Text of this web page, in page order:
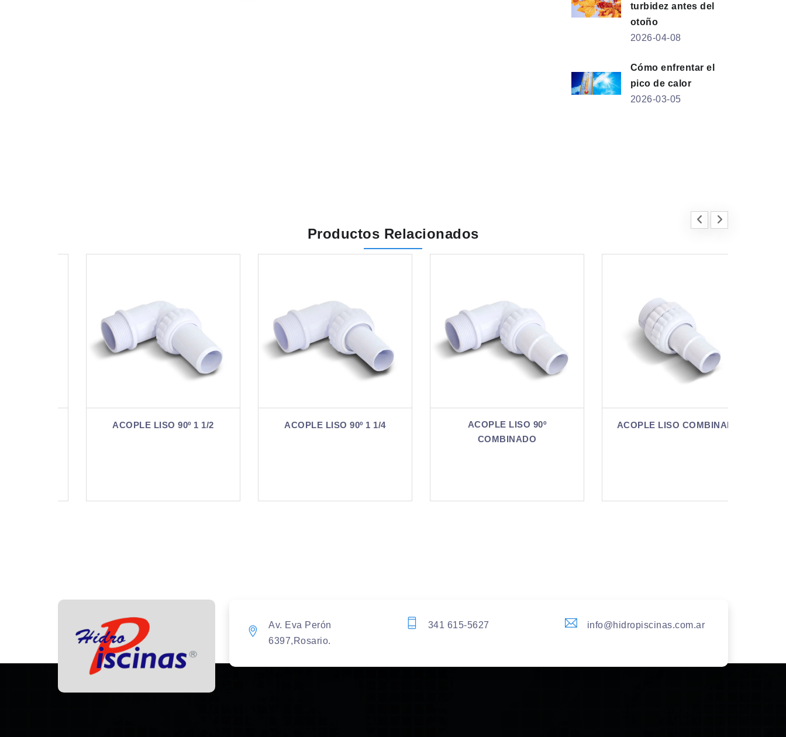
turbidez antes del
otoño
2026-04-08
Cómo enfrentar el
pico de calor
2026-03-05
Productos Relacionados
ACOPLE LISO 90º 1 1/2 ACOPLE LISO 90º 1 1/4
ACOPLE LISO 90º
COMBINADO
ACOPLE LISO COMBINADO
Av. Eva Perón
6397,Rosario.
341 615-5627 info@hidropiscinas.com.ar